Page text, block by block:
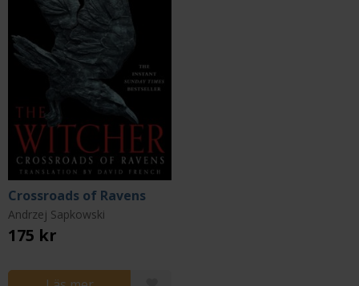
Crossroads of Ravens
Andrzej Sapkowski
175 kr